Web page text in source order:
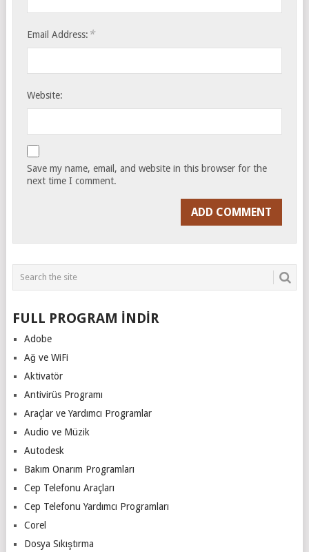
Email Address: *
Website:
Save my name, email, and website in this browser for the
next time I comment.
FULL PROGRAM İNDİR
Adobe
Ağ ve WiFi
Aktivatör
Antivirüs Programı
Araçlar ve Yardımcı Programlar
Audio ve Müzik
Autodesk
Bakım Onarım Programları
Cep Telefonu Araçları
Cep Telefonu Yardımcı Programları
Corel
Dosya Sıkıştırma